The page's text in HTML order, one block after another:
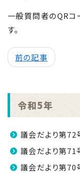
一般質問者のQRコ
す。
前の記事
令和5年
議会だより第72
議会だより第71
議会だより第70